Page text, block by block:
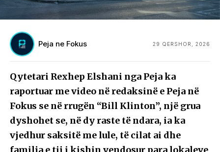
Peja ne Fokus 29 QERSHOR, 2026
Qytetari Rexhep Elshani nga Peja ka
raportuar me video në redaksinë e Peja në
Fokus se në rrugën “Bill Klinton”, një grua
dyshohet se, në dy raste të ndara, ia ka
vjedhur saksitë me lule, të cilat ai dhe
familja e tij i kishin vendosur para lokaleve